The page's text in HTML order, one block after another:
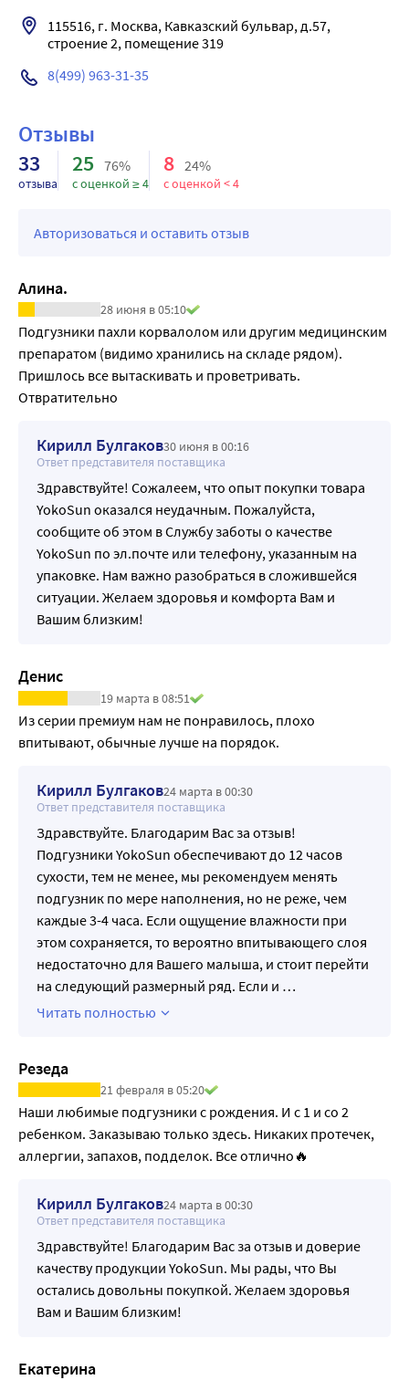
• Нежный 3D-слой внутренней поверхности трусиков
надежно удерживает даже жидкий стул, что особенно
• Инновационная структура внутреннего слоя
• Новый двойной дышащий нижний слой моментально
распределяет влагу внутри и не дает ей слеживаться,
бережно защищает кожу малыша от возникновения
раздражений, оставляя ее сухой и чистой.
исключают натирание чувствительной кожи малыша.
посадку трусиков и исключает подтекание жидкости
вдоль спины.
• Двойные воздушные оборочки обеспечивают
дополнительную защиту от протекания вокруг ножек.
• Лента для утилизации позволит свернуть
использованные трусики и гигиенично утилизировать.
подгузник.
115516, г. Москва, Кавказский бульвар, д.57,
строение 2, помещение 319
8(499) 963-31-35
Отзывы
33
отзыва
25 76%
с оценкой ≥ 4
8 24%
с оценкой < 4
Авторизоваться и оставить отзыв
Алина.
28 июня в 05:10
Подгузники пахли корвалолом или другим медицинским
препаратом (видимо хранились на складе рядом).
Пришлось все вытаскивать и проветривать.
Отвратительно
Кирилл Булгаков30 июня в 00:16
Ответ представителя поставщика
Здравствуйте! Сожалеем, что опыт покупки товара
YokoSun оказался неудачным. Пожалуйста,
сообщите об этом в Службу заботы о качестве
YokoSun по эл.почте или телефону, указанным на
упаковке. Нам важно разобраться в сложившейся
ситуации. Желаем здоровья и комфорта Вам и
Вашим близким!
Денис
19 марта в 08:51
Из серии премиум нам не понравилось, плохо
впитывают, обычные лучше на порядок.
Кирилл Булгаков24 марта в 00:30
Ответ представителя поставщика
Здравствуйте. Благодарим Вас за отзыв!
Подгузники YokoSun обеспечивают до 12 часов
сухости, тем не менее, мы рекомендуем менять
подгузник по мере наполнения, но не реже, чем
каждые 3-4 часа. Если ощущение влажности при
этом сохраняется, то вероятно впитывающего слоя
недостаточно для Вашего малыша, и стоит перейти
на следующий размерный ряд. Если и …
Читать полностью
Резеда
21 февраля в 05:20
Наши любимые подгузники с рождения. И с 1 и со 2
ребенком. Заказываю только здесь. Никаких протечек,
аллергии, запахов, подделок. Все отлично🔥
Кирилл Булгаков24 марта в 00:30
Ответ представителя поставщика
Здравствуйте! Благодарим Вас за отзыв и доверие
качеству продукции YokoSun. Мы рады, что Вы
остались довольны покупкой. Желаем здоровья
Вам и Вашим близким!
Екатерина